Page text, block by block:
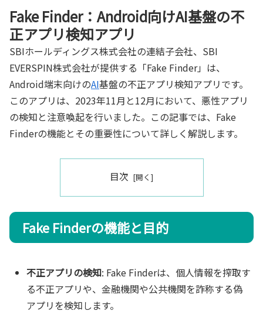
Fake Finder：Android向けAI基盤の不
正アプリ検知アプリ
SBIホールディングス株式会社の連結子会社、SBI
EVERSPIN株式会社が提供する「Fake Finder」は、
Android端末向けのAI基盤の不正アプリ検知アプリです。
このアプリは、2023年11月と12月において、悪性アプリ
の検知と注意喚起を行いました。この記事では、Fake
Finderの機能とその重要性について詳しく解説します。
目次
Fake Finderの機能と目的
不正アプリの検知: Fake Finderは、個人情報を搾取す
る不正アプリや、金融機関や公共機関を詐称する偽
アプリを検知します。